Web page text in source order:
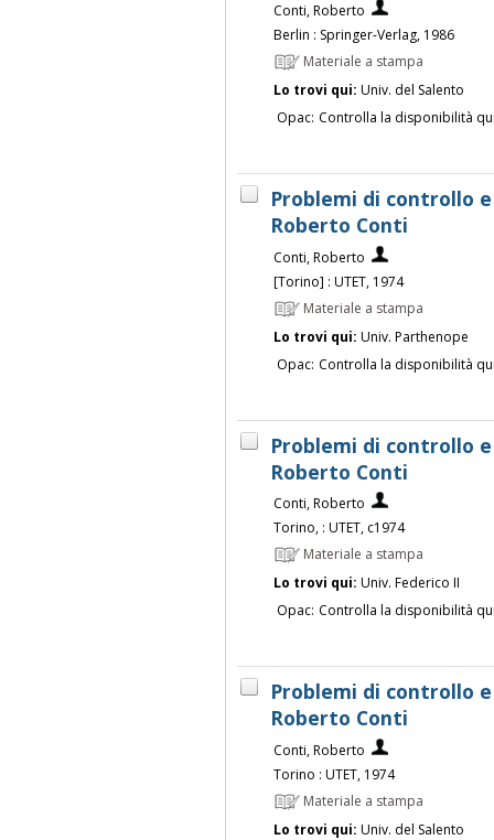
Conti, Roberto
Berlin : Springer-Verlag, 1986
Materiale a stampa
Lo trovi qui: Univ. del Salento
Opac: Controlla la disponibilità
Problemi di controllo
Roberto Conti
Conti, Roberto
[Torino] : UTET, 1974
Materiale a stampa
Lo trovi qui: Univ. Parthenope
Opac: Controlla la disponibilità
Problemi di controllo
Roberto Conti
Conti, Roberto
Torino, : UTET, c1974
Materiale a stampa
Lo trovi qui: Univ. Federico II
Opac: Controlla la disponibilità
Problemi di controllo
Roberto Conti
Conti, Roberto
Torino : UTET, 1974
Materiale a stampa
Lo trovi qui: Univ. del Salento